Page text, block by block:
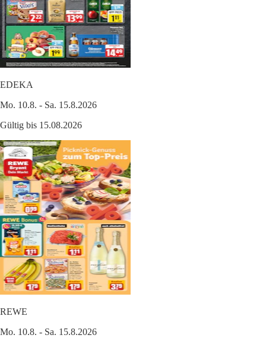
EDEKA
Mo. 10.8. - Sa. 15.8.2026
Gültig bis 15.08.2026
REWE
Mo. 10.8. - Sa. 15.8.2026